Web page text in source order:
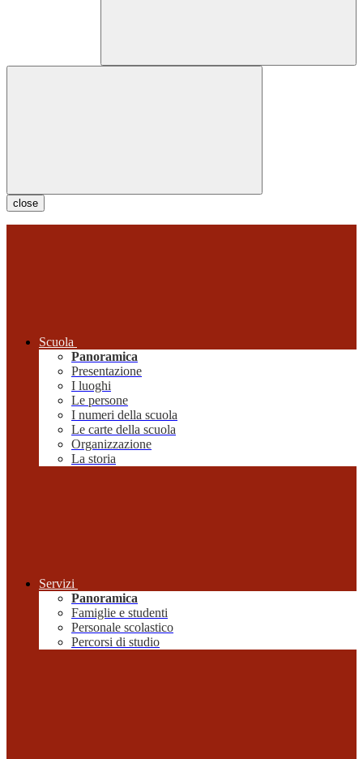
close
Scuola
Panoramica
Presentazione
I luoghi
Le persone
I numeri della scuola
Le carte della scuola
Organizzazione
La storia
Servizi
Panoramica
Famiglie e studenti
Personale scolastico
Percorsi di studio